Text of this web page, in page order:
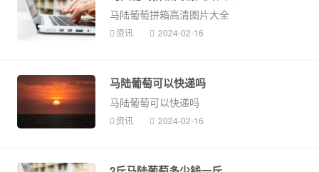
马陆葡萄拼箱高清图片大全
资讯 2024-02-16
马陆葡萄可以快递吗
马陆葡萄可以快递吗
资讯 2024-02-16